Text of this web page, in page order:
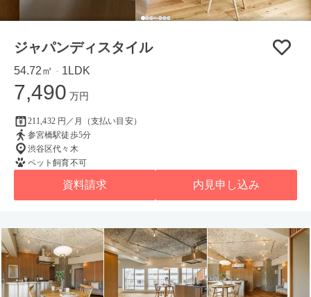
ジャパンディスタイル
54.72㎡ ・ 1LDK
7,490 万円
211,432 円／月（支払い目安）
参宮橋駅徒歩5分
渋谷区代々木
ペット飼育不可
資料請求 内見申し込み